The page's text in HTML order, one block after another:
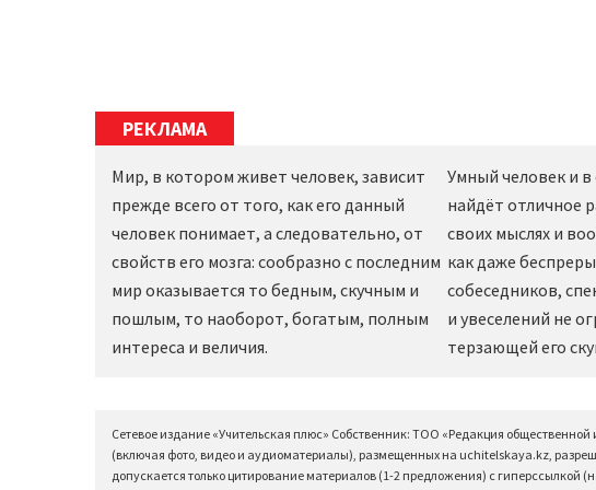
РЕКЛАМА
Мир, в котором живет человек, зависит
прежде всего от того, как его данный
человек понимает, а следовательно, от
свойств его мозга: сообразно с последним
мир оказывается то бедным, скучным и
пошлым, то наоборот, богатым, полным
интереса и величия.
Умный человек и
найдёт отличное
своих мыслях и
как даже
собеседников,
и увеселений не
терзающей его
Сетевое издание «Учительская плюс» Собственник: ТОО «Редакция
(включая фото, видео и аудиоматериалы), размещенных на uchitelskaya.kz,
допускается только цитирование материалов (1-2 предложения) с